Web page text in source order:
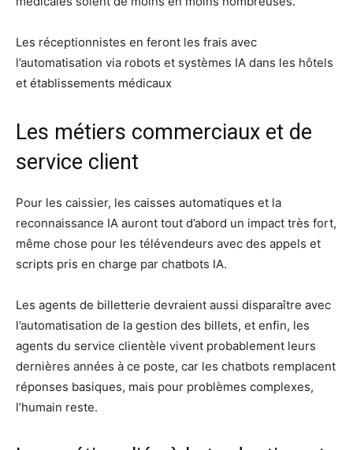
Les réceptionnistes en feront les frais avec
l’automatisation via robots et systèmes IA dans les hôtels
et établissements médicaux
Les métiers commerciaux et de
service client
Pour les caissier, les caisses automatiques et la
reconnaissance IA auront tout d’abord un impact très fort,
même chose pour les télévendeurs avec des appels et
scripts pris en charge par chatbots IA.
Les agents de billetterie devraient aussi disparaître avec
l’automatisation de la gestion des billets, et enfin, les
agents du service clientèle vivent probablement leurs
dernières années à ce poste, car les chatbots remplacent
réponses basiques, mais pour problèmes complexes,
l’humain reste.